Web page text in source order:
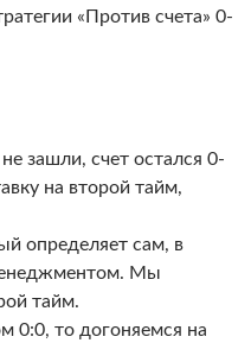
«Против счета» 0-
зашли, счет остался 0-
на второй тайм,
определяет сам, в
Мы
тайм.
0:0, то догоняемся на